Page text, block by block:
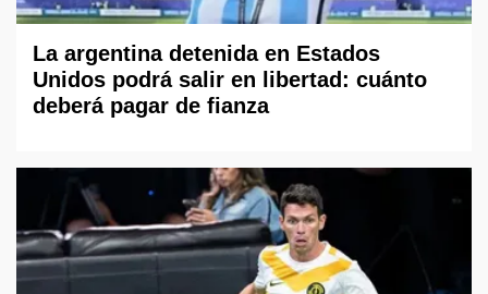
La argentina detenida en Estados
Unidos podrá salir en libertad: cuánto
deberá pagar de fianza